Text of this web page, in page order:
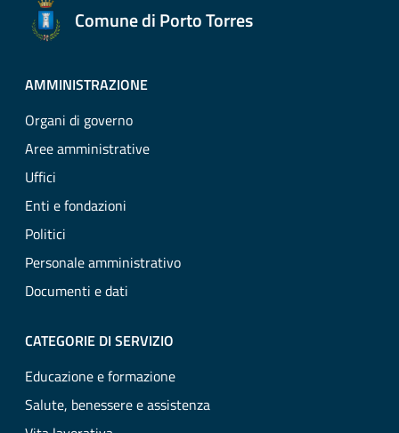
Comune di Porto Torres
AMMINISTRAZIONE
Organi di governo
Aree amministrative
Uffici
Enti e fondazioni
Politici
Personale amministrativo
Documenti e dati
CATEGORIE DI SERVIZIO
Educazione e formazione
Salute, benessere e assistenza